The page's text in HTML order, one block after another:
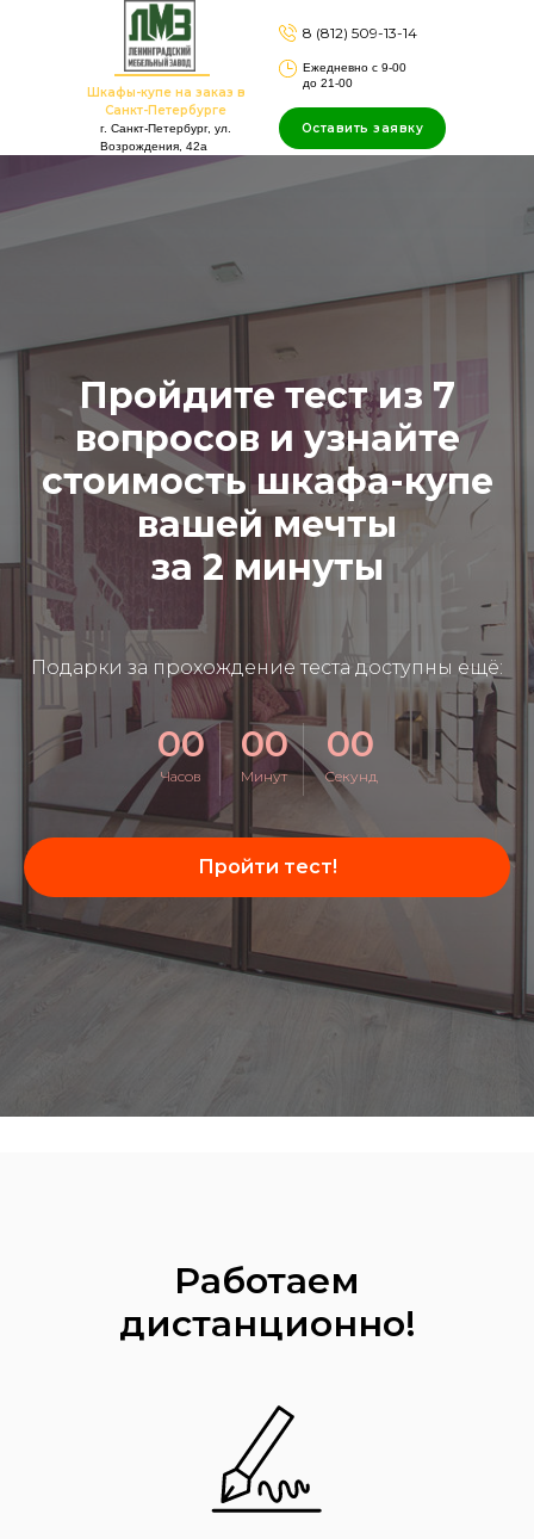
Ежедневно с 9-00
до 21-00
Шкафы-купе на заказ в
Санкт-Петербурге
8 (812) 509-13-14
г. Санкт-Петербург, ул.
Возрождения, 42а
Оставить заявку
Пройдите тест из 7
вопросов и узнайте
стоимость шкафа-купе
вашей мечты
за 2 минуты
Подарки за прохождение теста доступны ещё:
00
Часов
00
Минут
00
Секунд
Пройти тест!
Работаем
дистанционно!